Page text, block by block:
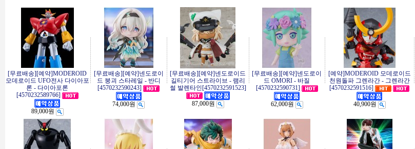
[무료배송][예약]MODEROID
모데로이드 UFO전사 다이아포
론 - 다이아포론
[4570232589766]
89,000원
[무료배송][예약]넨도로이
드 붕괴 스타레일 - 반디
[4570232590243]
74,000원
[무료배송][예약]넨도로이드
길티기어 스트라이브 - 램리
썰 발렌타인[4570232591523]
87,000원
[무료배송][예약]넨도로이
드 OMORI - 바질
[4570232590731]
62,000원
[예약]MODEROID 모데로이드
천원돌파 그렌라간 - 그렌라간
[4570232591516]
40,900원